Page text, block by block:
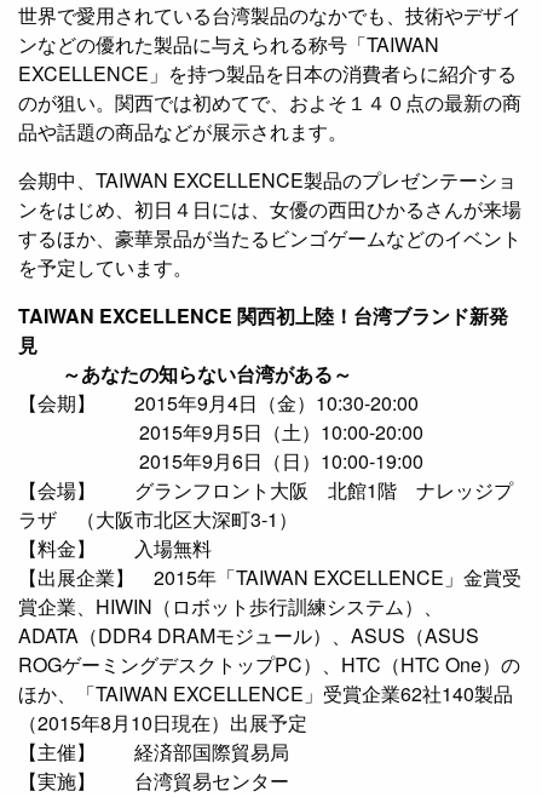
世界で愛用されている台湾製品のなかでも、技術やデザイ
ンなどの優れた製品に与えられる称号「TAIWAN
EXCELLENCE」を持つ製品を日本の消費者らに紹介する
のが狙い。関西では初めてで、およそ１４０点の最新の商
品や話題の商品などが展示されます。
会期中、TAIWAN EXCELLENCE製品のプレゼンテーショ
ンをはじめ、初日４日には、女優の西田ひかるさんが来場
するほか、豪華景品が当たるビンゴゲームなどのイベント
を予定しています。
TAIWAN EXCELLENCE 関西初上陸！台湾ブランド新発
見
～あなたの知らない台湾がある～
【会期】 2015年9月4日（金）10:30-20:00
2015年9月5日（土）10:00-20:00
2015年9月6日（日）10:00-19:00
【会場】 グランフロント大阪 北館1階 ナレッジプ
ラザ （大阪市北区大深町3-1）
【料金】 入場無料
【出展企業】 2015年「TAIWAN EXCELLENCE」金賞受
賞企業、HIWIN（ロボット歩行訓練システム）、
ADATA（DDR4 DRAMモジュール）、ASUS（ASUS
ROGゲーミングデスクトップPC）、HTC（HTC One）の
ほか、「TAIWAN EXCELLENCE」受賞企業62社140製品
（2015年8月10日現在）出展予定
【主催】 経済部国際貿易局
【実施】 台湾貿易センター